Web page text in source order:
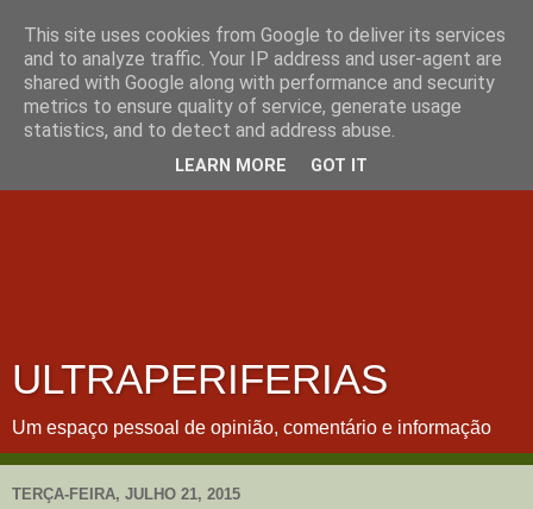
ULTRAPERIFERIAS
Um espaço pessoal de opinião, comentário e informação
TERÇA-FEIRA, JULHO 21, 2015
This site uses cookies from Google to deliver its services
and to analyze traffic. Your IP address and user-agent are
shared with Google along with performance and security
metrics to ensure quality of service, generate usage
statistics, and to detect and address abuse.
LEARN MORE GOT IT